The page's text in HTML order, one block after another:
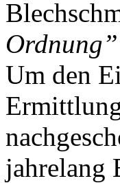
Ordnung”
Um den
jahrelang